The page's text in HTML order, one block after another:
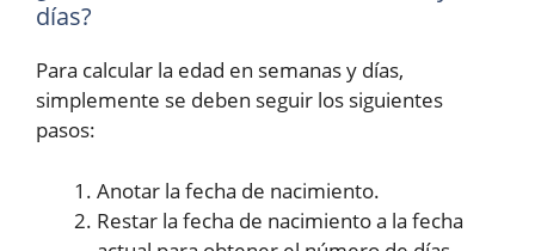
días?
Para calcular la edad en semanas y días,
simplemente se deben seguir los siguientes
pasos:
Anotar la fecha de nacimiento.
Restar la fecha de nacimiento a la fecha